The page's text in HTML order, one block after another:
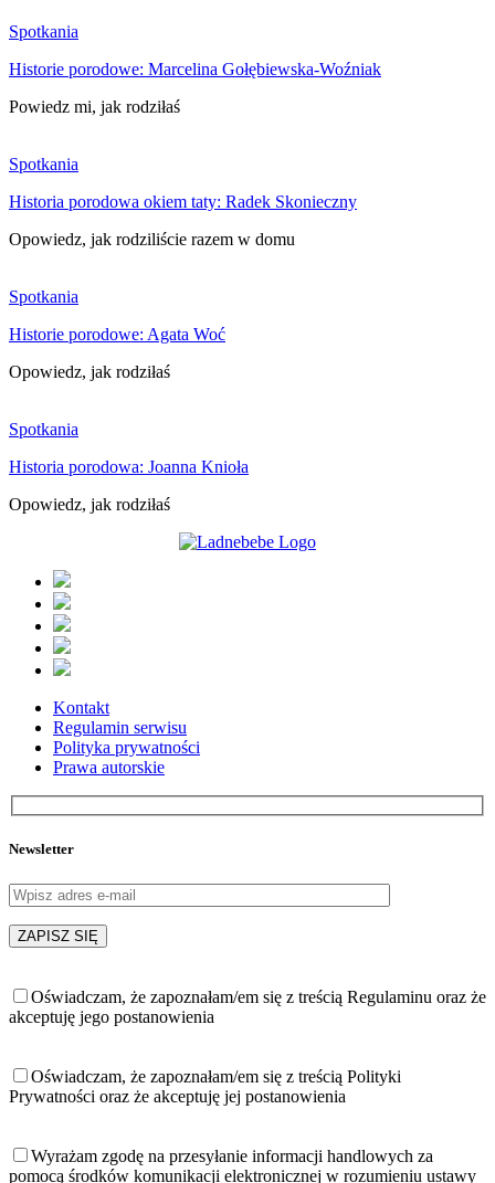
Spotkania
Historie porodowe: Marcelina Gołębiewska-Woźniak
Powiedz mi, jak rodziłaś
Spotkania
Historia porodowa okiem taty: Radek Skonieczny
Opowiedz, jak rodziliście razem w domu
Spotkania
Historie porodowe: Agata Woć
Opowiedz, jak rodziłaś
Spotkania
Historia porodowa: Joanna Knioła
Opowiedz, jak rodziłaś
Kontakt
Regulamin serwisu
Polityka prywatności
Prawa autorskie
Newsletter
Oświadczam, że zapoznałam/em się z treścią Regulaminu oraz że
akceptuję jego postanowienia
Oświadczam, że zapoznałam/em się z treścią Polityki
Prywatności oraz że akceptuję jej postanowienia
Wyrażam zgodę na przesyłanie informacji handlowych za
pomocą środków komunikacji elektronicznej w rozumieniu ustawy